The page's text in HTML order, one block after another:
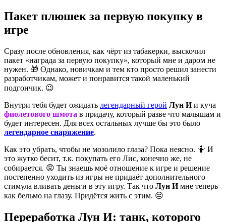
Пакет плюшек за первую покупку в
игре
Сразу после обновления, как чёрт из табакерки, выскочил
пакет «награда за первую покупку», который мне и даром не
нужен. 🎁 Однако, новичкам и тем кто просто решил занести
разработчикам, может и понравится такой маленький
подгончик. 😉
Внутри тебя будет ожидать легендарный герой Лун Ии куча
фиолетового шмота в придачу, который разве что малышам и
будет интересен. Для всех остальных лучше бы это было
легендарное снаряжение.
Как это убрать, чтобы не мозолило глаза? Пока неясно. 🤷 И
это жутко бесит, т.к. покупать его Лис, конечно же, не
собирается. 😡 Ты знаешь моё отношение к игре и решение
постепенно уходить из игры не придаёт дополнительного
стимула вливать деньги в эту игру. Так что Лун Имне теперь
как бельмо на глазу. Придётся жить с этим. 😔
Переработка Лун И: танк, которого